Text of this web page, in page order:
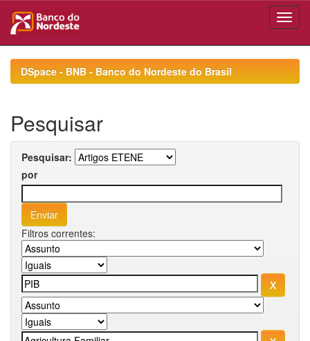
navigationDSpace - BNB - Banco do Nordeste do Brasil
Pesquisar
Pesquisar:
por
Filtros correntes: